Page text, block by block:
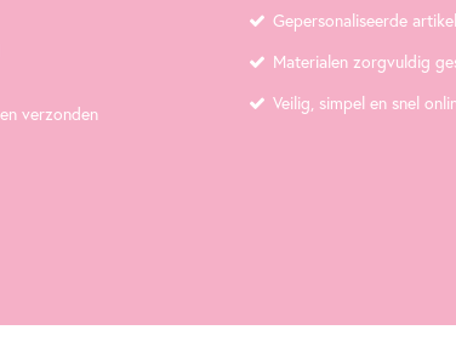
verzonden
Gepersonaliseerde
Materialen zorgvuldig
Veilig, simpel en snel